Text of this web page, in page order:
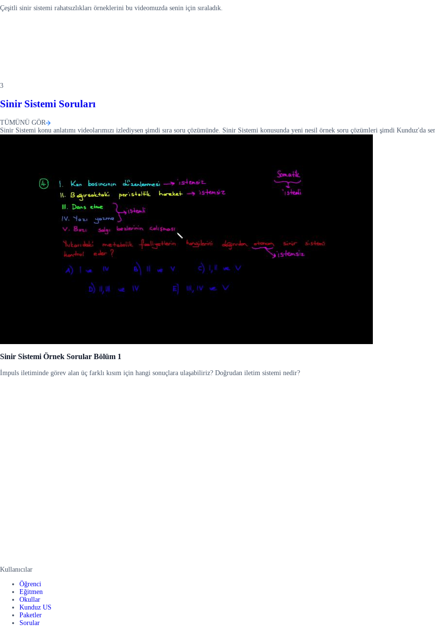
Çeşitli sinir sistemi rahatsızlıkları örneklerini bu videomuzda senin için sıraladık.
3
Sinir Sistemi Soruları
TÜMÜNÜ GÖR
Sinir Sistemi konu anlatımı videolarımızı izlediysen şimdi sıra soru çözümünde. Sinir Sistemi konusunda yeni nesil örnek soru çözümleri şimdi Kunduz'da
Sinir Sistemi Örnek Sorular Bölüm 1
İmpuls iletiminde görev alan üç farklı kısım için hangi sonuçlara ulaşabiliriz? Doğrudan iletim sistemi nedir?
Kullanıcılar
Öğrenci
Eğitmen
Okullar
Kunduz US
Paketler
Sorular